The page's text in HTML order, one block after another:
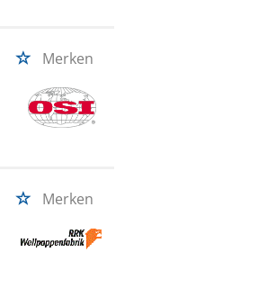
Merken
Merken